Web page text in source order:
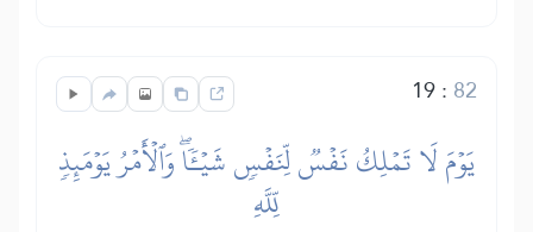
19: 82
يَوۡمَ لَا تَمۡلِكُ نَفۡسٞ لِّنَفۡسٖ شَيۡـٔٗاۖ وَٱلۡأَمۡرُ يَوۡمَئِذٖ
لِّلَّهِ